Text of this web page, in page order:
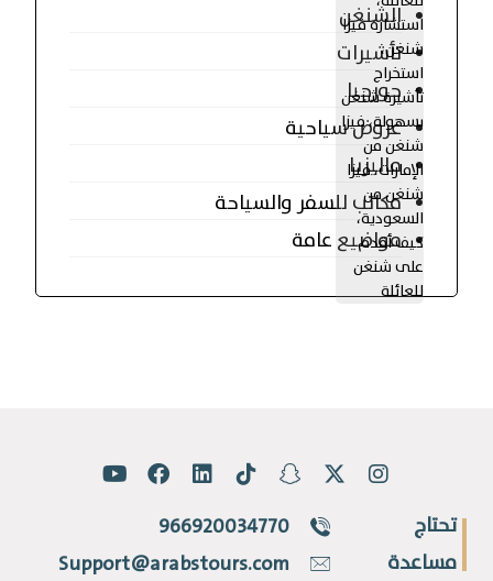
الشنغن
تأشيرات
جورجيا
عروض سياحية
ماليزيا
مكاتب للسفر والسياحة
مواضيع عامة
تحتاج
مساعدة
966920034770
Support@arabstours.com